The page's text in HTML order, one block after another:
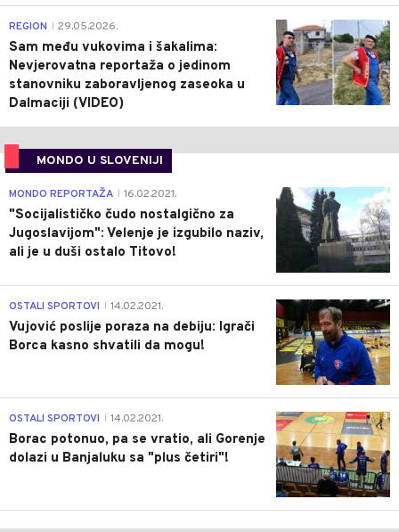
0
REGION 29.05.2026.
Sam među vukovima i šakalima:
Nevjerovatna reportaža o jedinom
stanovniku zaboravljenog zaseoka u
Dalmaciji (VIDEO)
MONDO U SLOVENIJI
4
MONDO REPORTAŽA 16.02.2021.
"Socijalističko čudo nostalgično za
Jugoslavijom": Velenje je izgubilo naziv,
ali je u duši ostalo Titovo!
1
OSTALI SPORTOVI 14.02.2021.
Vujović poslije poraza na debiju: Igrači
Borca kasno shvatili da mogu!
3
OSTALI SPORTOVI 14.02.2021.
Borac potonuo, pa se vratio, ali Gorenje
dolazi u Banjaluku sa "plus četiri"!